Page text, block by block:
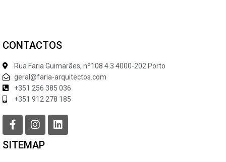
CONTACTOS
Rua Faria Guimarães, nº108 4.3 4000-202 Porto
geral@faria-arquitectos.com
+351 256 385 036
+351 912 278 185
SITEMAP